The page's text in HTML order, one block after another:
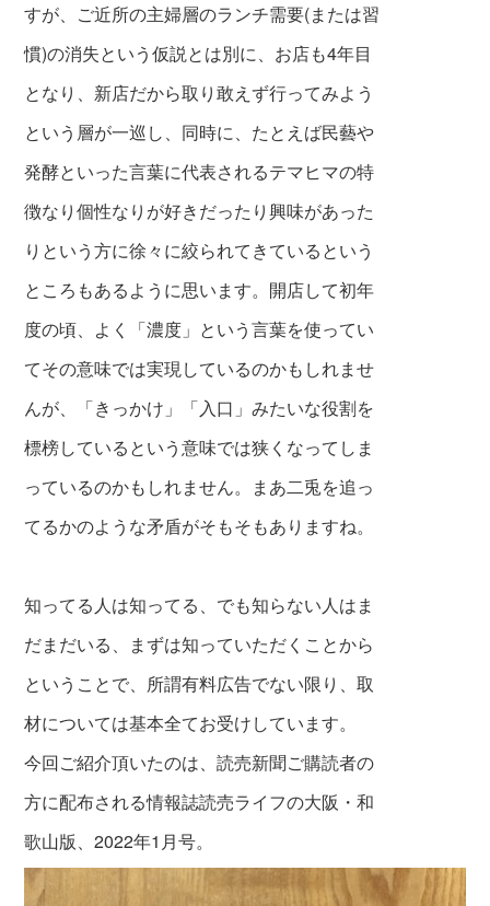
すが、ご近所の主婦層のランチ需要(または習
慣)の消失という仮説とは別に、お店も4年目
となり、新店だから取り敢えず行ってみよう
という層が一巡し、同時に、たとえば民藝や
発酵といった言葉に代表されるテマヒマの特
徴なり個性なりが好きだったり興味があった
りという方に徐々に絞られてきているという
ところもあるように思います。開店して初年
度の頃、よく「濃度」という言葉を使ってい
てその意味では実現しているのかもしれませ
んが、「きっかけ」「入口」みたいな役割を
標榜しているという意味では狭くなってしま
っているのかもしれません。まあ二兎を追っ
てるかのような矛盾がそもそもありますね。
知ってる人は知ってる、でも知らない人はま
だまだいる、まずは知っていただくことから
ということで、所謂有料広告でない限り、取
材については基本全てお受けしています。
今回ご紹介頂いたのは、読売新聞ご購読者の
方に配布される情報誌読売ライフの大阪・和
歌山版、2022年1月号。